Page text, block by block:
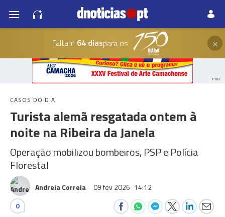
Faltam 64 diaspara os ×
PUB
CASOS DO DIA
Turista alemã resgatada ontem à
noite na Ribeira da Janela
Operação mobilizou bombeiros, PSP e Polícia
Florestal
Andreia Correia 09 fev 2026 14:12
0